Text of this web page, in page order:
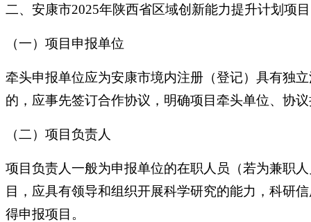
二、安康市2025年陕西省区域创新能力提升计划项
（一）项目申报单位
牵头申报单位应为安康市境内注册（登记）具有独
的，应事先签订合作协议，明确项目牵头单位、协
（二）项目负责人
项目负责人一般为申报单位的在职人员（若为兼职
目，应具有领导和组织开展科学研究的能力，科研
得申报项目。